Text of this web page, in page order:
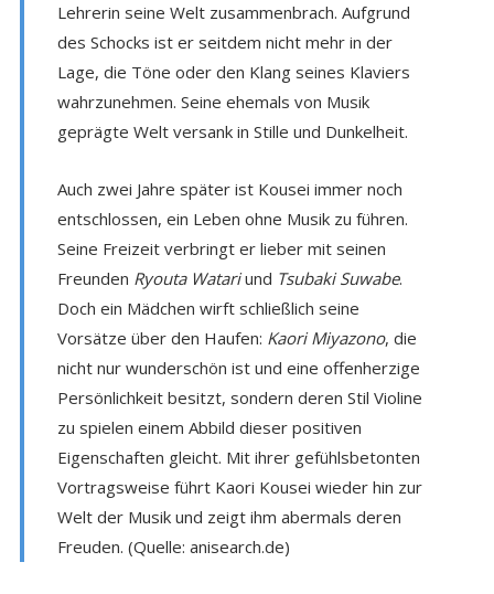
Lehrerin seine Welt zusammenbrach. Aufgrund
des Schocks ist er seitdem nicht mehr in der
Lage, die Töne oder den Klang seines Klaviers
wahrzunehmen. Seine ehemals von Musik
geprägte Welt versank in Stille und Dunkelheit.
Auch zwei Jahre später ist Kousei immer noch
entschlossen, ein Leben ohne Musik zu führen.
Seine Freizeit verbringt er lieber mit seinen
Freunden Ryouta Watariund Tsubaki Suwabe.
Doch ein Mädchen wirft schließlich seine
Vorsätze über den Haufen: Kaori Miyazono, die
nicht nur wunderschön ist und eine offenherzige
Persönlichkeit besitzt, sondern deren Stil Violine
zu spielen einem Abbild dieser positiven
Eigenschaften gleicht. Mit ihrer gefühlsbetonten
Vortragsweise führt Kaori Kousei wieder hin zur
Welt der Musik und zeigt ihm abermals deren
Freuden. (Quelle: anisearch.de)